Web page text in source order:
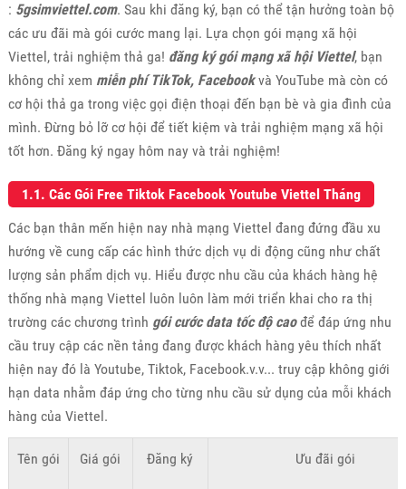
: 5gsimviettel.com. Sau khi đăng ký, bạn có thể tận hưởng toàn bộ
các ưu đãi mà gói cước mang lại. Lựa chọn gói mạng xã hội
Viettel, trải nghiệm thả ga! đăng ký gói mạng xã hội Viettel, bạn
không chỉ xem miễn phí TikTok, Facebookvà YouTube mà còn có
cơ hội thả ga trong việc gọi điện thoại đến bạn bè và gia đình của
mình. Đừng bỏ lỡ cơ hội để tiết kiệm và trải nghiệm mạng xã hội
tốt hơn. Đăng ký ngay hôm nay và trải nghiệm!
1.1. Các Gói Free Tiktok Facebook Youtube Viettel Tháng
Các bạn thân mến hiện nay nhà mạng Viettel đang đứng đầu xu
hướng về cung cấp các hình thức dịch vụ di động cũng như chất
lượng sản phẩm dịch vụ. Hiểu được nhu cầu của khách hàng hệ
thống nhà mạng Viettel luôn luôn làm mới triển khai cho ra thị
trường các chương trình gói cước data tốc độ caođể đáp ứng nhu
cầu truy cập các nền tảng đang được khách hàng yêu thích nhất
hiện nay đó là Youtube, Tiktok, Facebook.v.v... truy cập không giới
hạn data nhằm đáp ứng cho từng nhu cầu sử dụng của mỗi khách
hàng của Viettel.
Tên gói Giá gói Đăng ký Ưu đãi gói